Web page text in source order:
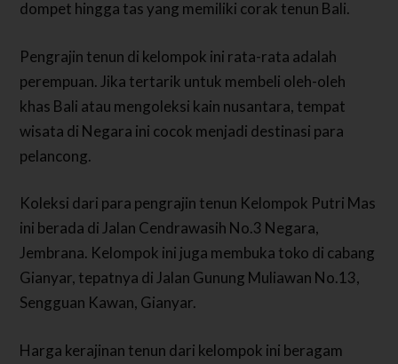
dompet hingga tas yang memiliki corak tenun Bali.
Pengrajin tenun di kelompok ini rata-rata adalah
perempuan. Jika tertarik untuk membeli oleh-oleh
khas Bali atau mengoleksi kain nusantara, tempat
wisata di Negara ini cocok menjadi destinasi para
pelancong.
Koleksi dari para pengrajin tenun Kelompok Putri Mas
ini berada di Jalan Cendrawasih No.3 Negara,
Jembrana. Kelompok ini juga membuka toko di cabang
Gianyar, tepatnya di Jalan Gunung Muliawan No.13,
Sengguan Kawan, Gianyar.
Harga kerajinan tenun dari kelompok ini beragam